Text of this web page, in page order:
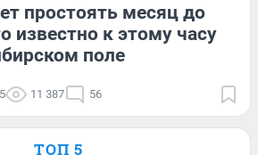
простоять месяц до
известно к этому часу
поле
11 387 56
ТОП 5